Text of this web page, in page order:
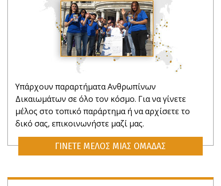
Υπάρχουν παραρτήματα Ανθρωπίνων
Δικαιωμάτων σε όλο τον κόσμο. Για να γίνετε
μέλος στο τοπικό παράρτημα ή να αρχίσετε το
δικό σας, επικοινωνήστε μαζί μας.
ΓΙΝΕΤΕ ΜΕΛΟΣ ΜΙΑΣ ΟΜΑΔΑΣ